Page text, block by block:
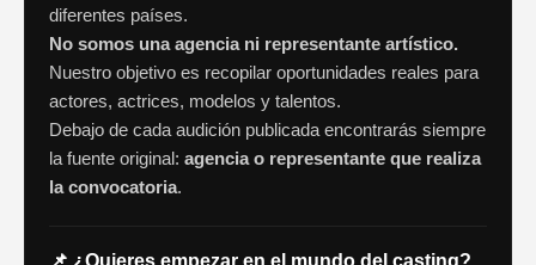
diferentes países.
No somos una agencia ni representante artístico.
Nuestro objetivo es recopilar oportunidades reales para
actores, actrices, modelos y talentos.
Debajo de cada audición publicada encontrarás siempre
la fuente original: agencia o representante que realiza
la convocatoria.
📌 ¿Quieres empezar en el mundo del casting?